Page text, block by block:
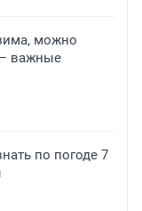
можно
— важные
по погоде 7